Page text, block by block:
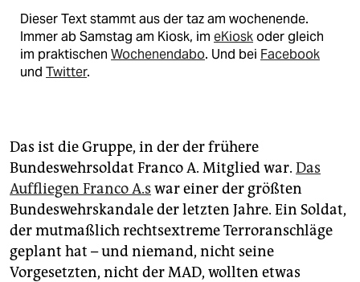
Dieser Text stammt aus der taz am wochenende.
Immer ab Samstag am Kiosk, im eKioskoder gleich
im praktischen Wochenendabo. Und bei Facebook
und Twitter.
Das ist die Gruppe, in der der frühere
Bundeswehrsoldat Franco A. Mitglied war. Das
Auffliegen Franco A.s war einer der größten
Bundeswehrskandale der letzten Jahre. Ein Soldat,
der mutmaßlich rechtsextreme Terroranschläge
geplant hat – und niemand, nicht seine
Vorgesetzten, nicht der MAD, wollten etwas